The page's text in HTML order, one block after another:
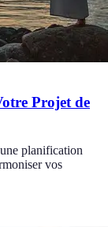
Projet de
planification
vos